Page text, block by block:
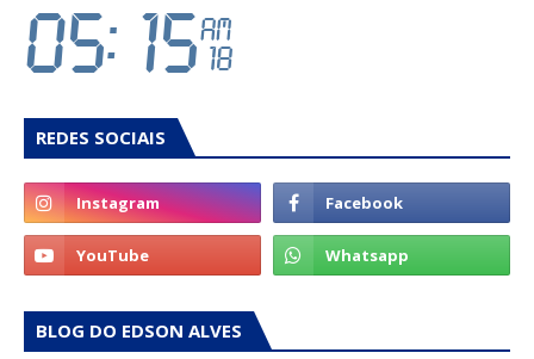
REDES SOCIAIS
BLOG DO EDSON ALVES